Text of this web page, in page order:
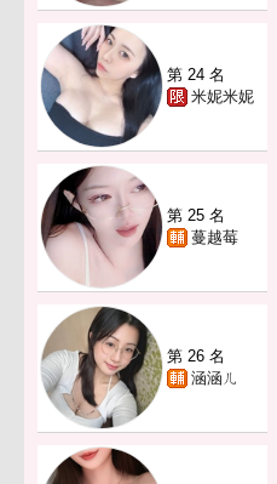
第 24 名
米妮米妮
第 25 名
蔓越莓
第 26 名
涵涵ㄦ